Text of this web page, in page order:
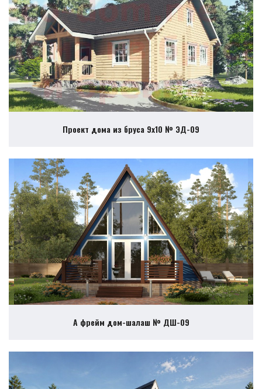
Проект дома из бруса 9х10 № ЭД-09
А фрейм дом-шалаш № ДШ-09